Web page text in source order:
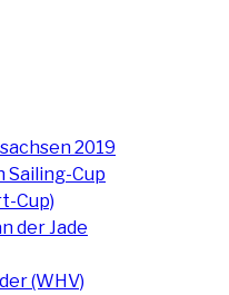
2019
Sailing-Cup
Cup)
der Jade
(WHV)